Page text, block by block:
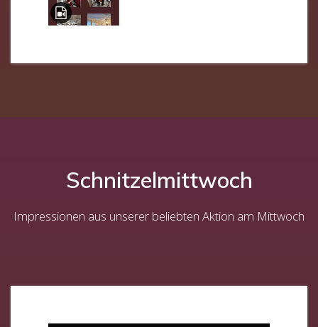
Schnitzelmittwoch
Impressionen aus unserer beliebten Aktion am Mittwoch